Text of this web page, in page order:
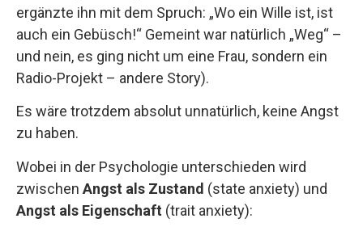
ergänzte ihn mit dem Spruch: „Wo ein Wille ist, ist
auch ein Gebüsch!“ Gemeint war natürlich „Weg“ –
und nein, es ging nicht um eine Frau, sondern ein
Radio-Projekt – andere Story).
Es wäre trotzdem absolut unnatürlich, keine Angst
zu haben.
Wobei in der Psychologie unterschieden wird
zwischen Angst als Zustand (state anxiety) und
Angst als Eigenschaft (trait anxiety):